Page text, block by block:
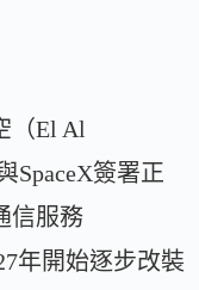
（El Al
SpaceX簽署正
信服務
年開始逐步改裝